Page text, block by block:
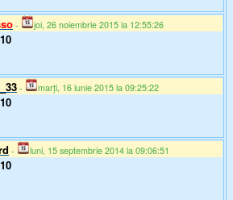
- joi, 26 noiembrie 2015 la 12:55:26
10
- marți, 16 iunie 2015 la 09:25:22
10
- luni, 15 septembrie 2014 la 09:06:51
10